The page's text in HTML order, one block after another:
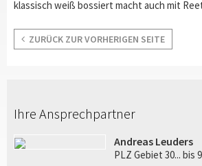
klassisch weiß bossiert macht auch mit
ZURÜCK ZUR VORHERIGEN SEITE
Ihre Ansprechpartner
Andreas Leuders
PLZ Gebiet 30... bis